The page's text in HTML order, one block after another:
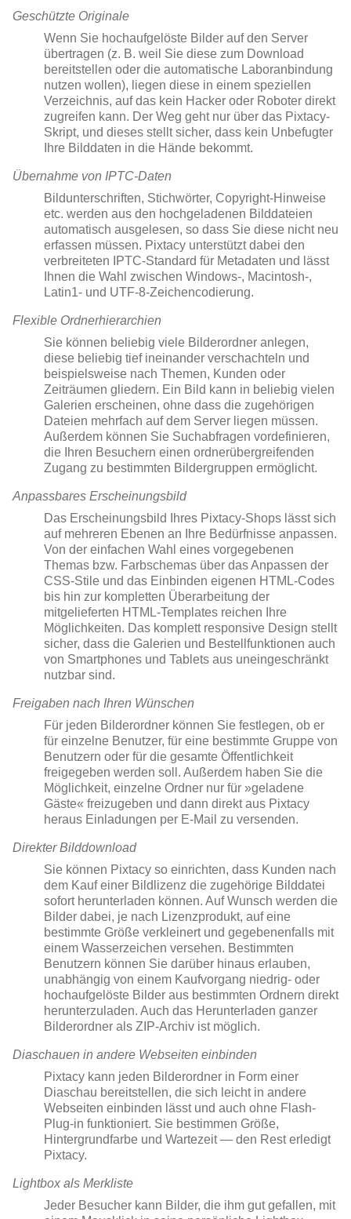
Geschützte Originale
Wenn Sie hochaufgelöste Bilder auf den Server
übertragen (z. B. weil Sie diese zum Download
bereitstellen oder die automatische Laboranbindung
nutzen wollen), liegen diese in einem speziellen
Verzeichnis, auf das kein Hacker oder Roboter direkt
zugreifen kann. Der Weg geht nur über das Pixtacy-
Skript, und dieses stellt sicher, dass kein Unbefugter
Ihre Bilddaten in die Hände bekommt.
Übernahme von IPTC-Daten
Bildunterschriften, Stichwörter, Copyright-Hinweise
etc. werden aus den hochgeladenen Bilddateien
automatisch ausgelesen, so dass Sie diese nicht neu
erfassen müssen. Pixtacy unterstützt dabei den
verbreiteten IPTC-Standard für Metadaten und lässt
Ihnen die Wahl zwischen Windows-, Macintosh-,
Latin1- und UTF-8-Zeichencodierung.
Flexible Ordnerhierarchien
Sie können beliebig viele Bilderordner anlegen,
diese beliebig tief ineinander verschachteln und
beispielsweise nach Themen, Kunden oder
Zeiträumen gliedern. Ein Bild kann in beliebig vielen
Galerien erscheinen, ohne dass die zugehörigen
Dateien mehrfach auf dem Server liegen müssen.
Außerdem können Sie Suchabfragen vordefinieren,
die Ihren Besuchern einen ordnerübergreifenden
Zugang zu bestimmten Bildergruppen ermöglicht.
Anpassbares Erscheinungsbild
Das Erscheinungsbild Ihres Pixtacy-Shops lässt sich
auf mehreren Ebenen an Ihre Bedürfnisse anpassen.
Von der einfachen Wahl eines vorgegebenen
Themas bzw. Farbschemas über das Anpassen der
CSS-Stile und das Einbinden eigenen HTML-Codes
bis hin zur kompletten Überarbeitung der
mitgelieferten HTML-Templates reichen Ihre
Möglichkeiten. Das komplett responsive Design stellt
sicher, dass die Galerien und Bestellfunktionen auch
von Smartphones und Tablets aus uneingeschränkt
nutzbar sind.
Freigaben nach Ihren Wünschen
Für jeden Bilderordner können Sie festlegen, ob er
für einzelne Benutzer, für eine bestimmte Gruppe von
Benutzern oder für die gesamte Öffentlichkeit
freigegeben werden soll. Außerdem haben Sie die
Möglichkeit, einzelne Ordner nur für »geladene
Gäste« freizugeben und dann direkt aus Pixtacy
heraus Einladungen per E-Mail zu versenden.
Direkter Bilddownload
Sie können Pixtacy so einrichten, dass Kunden nach
dem Kauf einer Bildlizenz die zugehörige Bilddatei
sofort herunterladen können. Auf Wunsch werden die
Bilder dabei, je nach Lizenzprodukt, auf eine
bestimmte Größe verkleinert und gegebenenfalls mit
einem Wasserzeichen versehen. Bestimmten
Benutzern können Sie darüber hinaus erlauben,
unabhängig von einem Kaufvorgang niedrig- oder
hochaufgelöste Bilder aus bestimmten Ordnern direkt
herunterzuladen. Auch das Herunterladen ganzer
Bilderordner als ZIP-Archiv ist möglich.
Diaschauen in andere Webseiten einbinden
Pixtacy kann jeden Bilderordner in Form einer
Diaschau bereitstellen, die sich leicht in andere
Webseiten einbinden lässt und auch ohne Flash-
Plug-in funktioniert. Sie bestimmen Größe,
Hintergrundfarbe und Wartezeit — den Rest erledigt
Pixtacy.
Lightbox als Merkliste
Jeder Besucher kann Bilder, die ihm gut gefallen, mit